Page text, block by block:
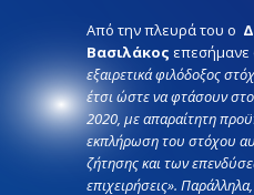
Από την πλευρά του ο
Βασιλάκος επεσήμανε
εξαιρετικά φιλόδοξος
έτσι ώστε να φτάσουν
2020, με απαραίτητη
εκπλήρωση του στόχου
ζήτησης και των
επιχειρήσεις».